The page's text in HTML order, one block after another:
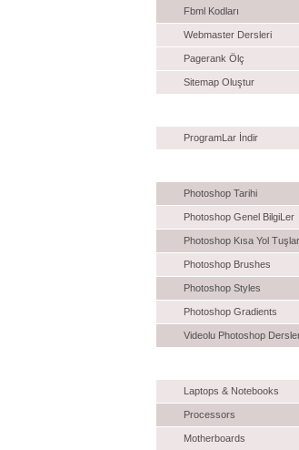
Fbml Kodları
Webmaster Dersleri
Pagerank Ölç
Sitemap Oluştur
ProgramLar İndir
Photoshop Tarihi
Photoshop Genel BilgiLer
Photoshop Kısa Yol
Photoshop Brushes
Photoshop Styles
Photoshop Gradients
Videolu Photoshop
Laptops & Notebooks
Processors
Motherboards